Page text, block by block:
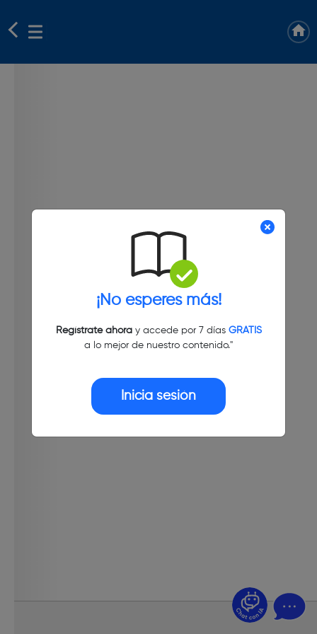
¡No esperes más!
Regístrate ahoray accede por 7 días GRATIS
a lo mejor de nuestro contenido."
Inicia sesión